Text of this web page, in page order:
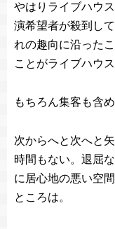
やはりライブハウ
演希望者が殺到し
れの趣向に沿った
ことがライブハウ
もちろん集客も含め
次からへと次へと
時間もない。退屈
に居心地の悪い空
ところは。